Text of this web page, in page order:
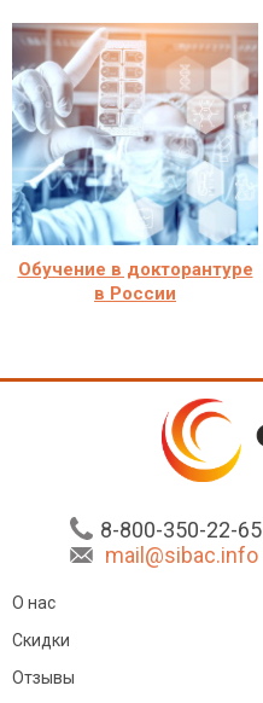
Обучение в докторантуре
в России
8-800-350-22-65
mail@sibac.info
О нас
Скидки
Отзывы